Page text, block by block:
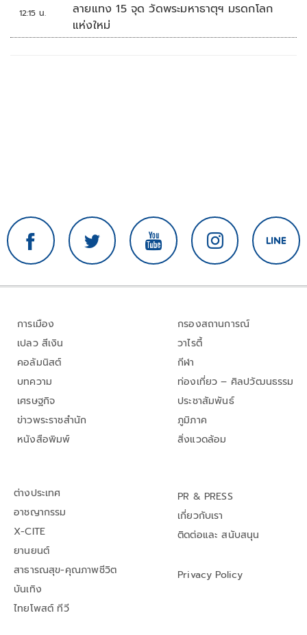
12:15 น.
ลายแทง 15 จุด วัดพระมหาธาตุฯ มรดกโลก
แห่งใหม่
การเมือง
เปลว สีเงิน
คอลัมนิสต์
บทความ
เศรษฐกิจ
ข่าวพระราชสำนัก
หนังสือพิมพ์
กรองสถานการณ์
วาไรตี้
กีฬา
ท่องเที่ยว – ศิลปวัฒนธรรม
ประชาสัมพันธ์
ภูมิภาค
สิ่งแวดล้อม
ต่างประเทศ
อาชญากรรม
X-CITE
ยานยนต์
สาธารณสุข-คุณภาพชีวิต
บันเทิง
ไทยโพสต์ ทีวี
PR & PRESS
เกี่ยวกับเรา
ติดต่อและ สนับสนุน
Privacy Policy